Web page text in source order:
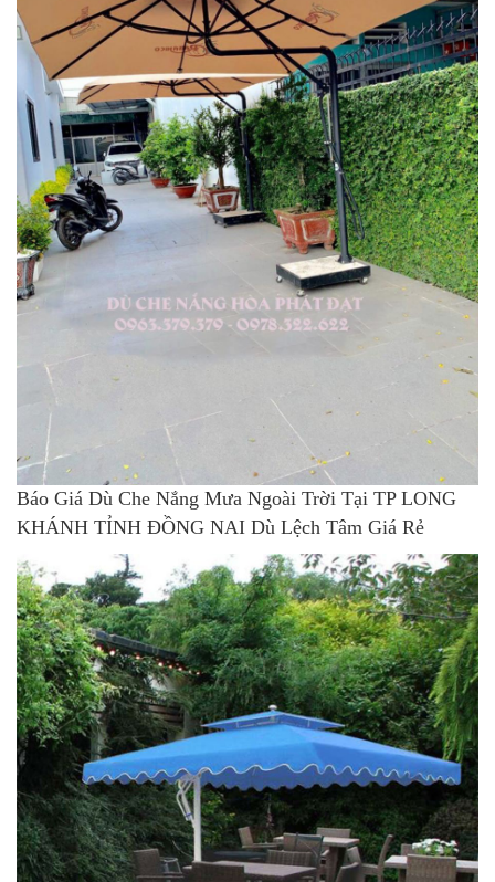
Báo Giá Dù Che Nắng Mưa Ngoài Trời Tại TP LONG
KHÁNH TỈNH ĐỒNG NAI Dù Lệch Tâm Giá Rẻ